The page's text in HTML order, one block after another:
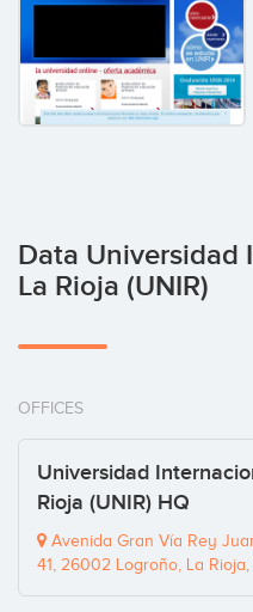
Data Universidad
La Rioja (UNIR)
OFFICES
Universidad
Rioja (UNIR) HQ
Avenida Gran Vía Rey
41, 26002 Logroño, La Rioja,